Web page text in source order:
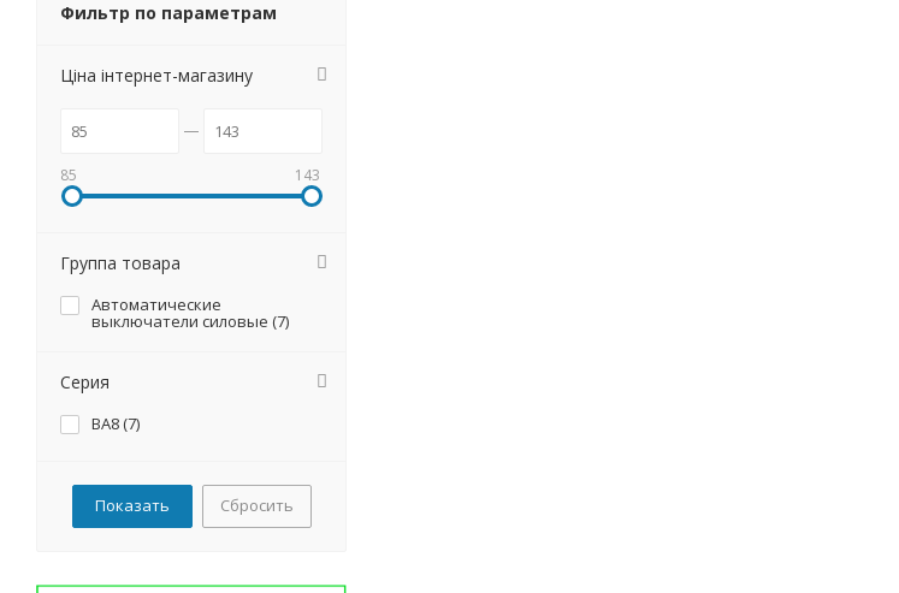
Фильтр по параметрам
Ціна інтернет-магазину
85 143
Группа товара
Автоматические
выключатели силовые (7)
Серия
ВА8 (7)
Сбросить